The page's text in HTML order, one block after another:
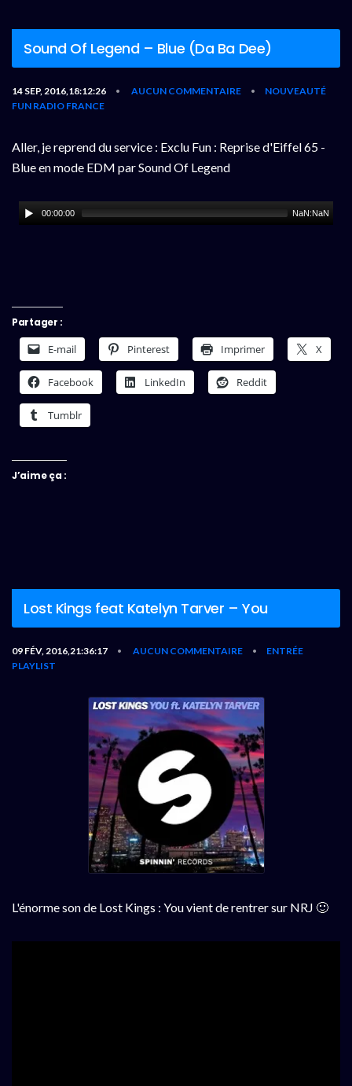
Sound Of Legend – Blue (Da Ba Dee)
14 SEP, 2016,18:12:26 • AUCUN COMMENTAIRE •
NOUVEAUTÉ
FUN RADIO FRANCE
Aller, je reprend du service : Exclu Fun : Reprise d'Eiffel 65 -
Blue en mode EDM par Sound Of Legend
00:00:00 NaN:NaN
Partager :
E-mail Pinterest Imprimer X
Facebook LinkedIn Reddit
Tumblr
J’aime ça :
Lost Kings feat Katelyn Tarver – You
09 FÉV, 2016,21:36:17 • AUCUN COMMENTAIRE •
ENTRÉE
PLAYLIST
L'énorme son de Lost Kings : You vient de rentrer sur NRJ 🙂